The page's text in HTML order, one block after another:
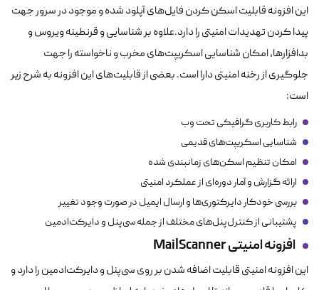
این افزونه قابلیت اسکن کردن فایل‌های آپلود شده و موجود در سرور جهت
پیدا کردن تهدیدات امنیتی را دارد.علاوه بر شناسایی و قرنطینه ویروس و
بدافزارها، امکان شناسایی اسکریپت‌های مخرب و ناخواسته را جهت
جلوگیری از رخنه امنیتی دارا است. بعضی از قابلیت‌های این افزونه به شرح زیر
است:
رابط کاربری گرافیکی تحت وب
شناسایی اسکریپت‌های قدیمی
امکان تنظیم اسکن‌های زمانبندی شده
ارائه گزارش و آمار دوره‌ای از عملکرد امنیتی
بررسی خودکار دایرکتوری‌ها و ارسال ایمیل در صورت وجود تغییر
پشتیبانی از کنترل‌پنل‌های مختلف از جمله سی‌پنل و دایرکت‌ادمین
افزونه امنیتیMailScanner
این افزونه امنیتی قابلیت اضافه شدن بر روی سی‌پنل و دایرکت‌ادمین را دارد و